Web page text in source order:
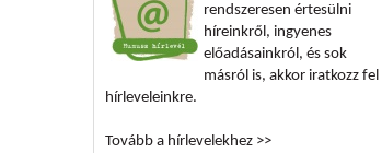
rendszeresen értesülni
híreinkről, ingyenes
előadásainkról, és sok
másról is, akkor iratkozz fel
hírleveleinkre.
Tovább a hírlevelekhez >>